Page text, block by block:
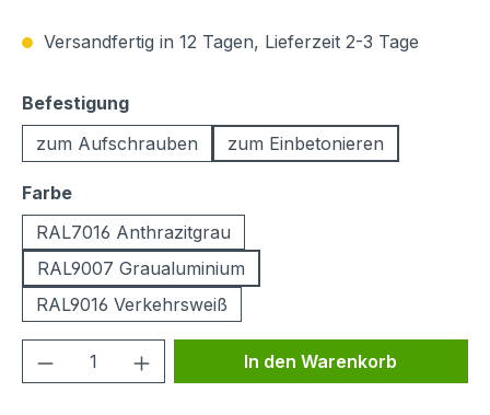
Versandfertig in 12 Tagen, Lieferzeit 2-3 Tage
Befestigungauswählen
zum Aufschrauben
zum Einbetonieren
Farbeauswählen
RAL7016 Anthrazitgrau
RAL9007 Graualuminium
RAL9016 Verkehrsweiß
Produkt Anzahl: Gib denIn den Warenkorb